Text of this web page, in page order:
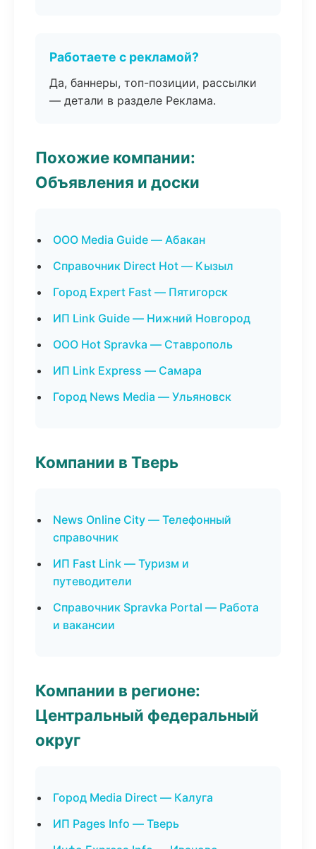
Работаете с рекламой?
Да, баннеры, топ-позиции, рассылки
— детали в разделе Реклама.
Похожие компании:
Объявления и доски
ООО Media Guide — Абакан
Справочник Direct Hot — Кызыл
Город Expert Fast — Пятигорск
ИП Link Guide — Нижний Новгород
ООО Hot Spravka — Ставрополь
ИП Link Express — Самара
Город News Media — Ульяновск
Компании в Тверь
News Online City — Телефонный
справочник
ИП Fast Link — Туризм и
путеводители
Справочник Spravka Portal — Работа
и вакансии
Компании в регионе:
Центральный федеральный
округ
Город Media Direct — Калуга
ИП Pages Info — Тверь